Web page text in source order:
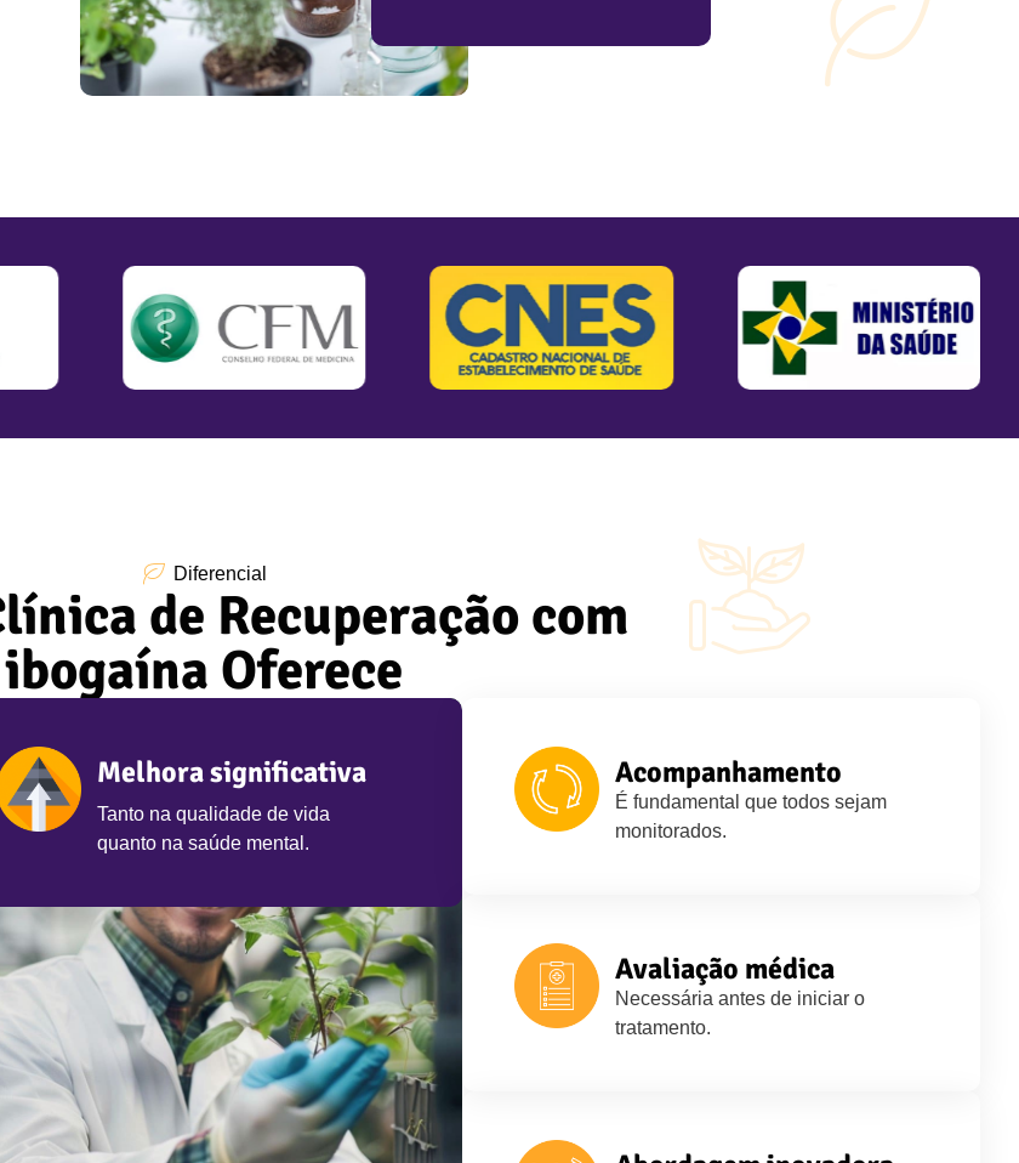
Diferencial
de Recuperação com
ibogaína Oferece
Melhora significativa
Tanto na qualidade de vida
quanto na saúde mental.
Acompanhamento
É fundamental que todos sejam
monitorados.
Avaliação médica
Necessária antes de iniciar o
tratamento.